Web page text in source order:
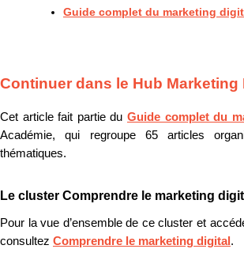
Guide complet du marketing
Continuer dans le Hub Marketing
Cet article fait partie du Guide complet du
Académie, qui regroupe 65 articles
thématiques.
Le cluster Comprendre le marketing
Pour la vue d’ensemble de ce cluster et
consultez Comprendre le marketing digital .